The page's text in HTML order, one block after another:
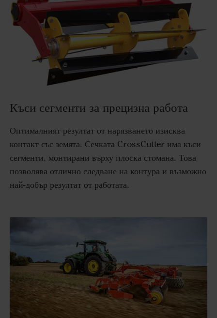
Къси сегменти за прецизна работа
Оптималният резултат от нарязването изисква
контакт със земята. Сечката CrossCutter има къси
сегменти, монтирани върху плоска стомана. Това
позволява отлично следване на контура и възможно
най-добър резултат от работата.